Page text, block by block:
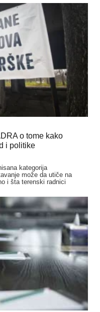
o tome kako
i politike
kategorija
može da utiče na
i šta terenski radnici